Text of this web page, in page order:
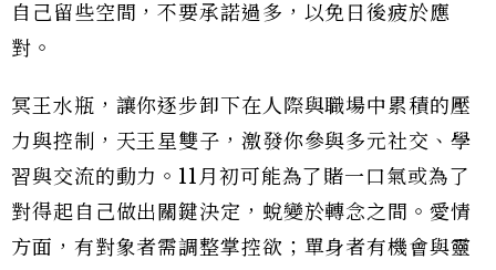
自己留些空間，不要承諾過多，以免日後疲於應
對。
冥王水瓶，讓你逐步卸下在人際與職場中累積的壓
力與控制，天王星雙子，激發你參與多元社交、學
習與交流的動力。11月初可能為了賭一口氣或為了
對得起自己做出關鍵決定，蛻變於轉念之間。愛情
方面，有對象者需調整掌控欲；單身者有機會與靈